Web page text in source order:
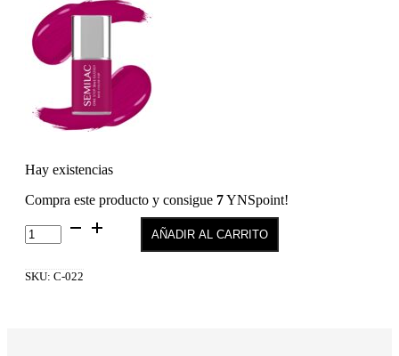
Hay existencias
Compra este producto y consigue 7YNSpoint!
Semilac
C-
Esmalte
AÑADIR AL CARRITO
SKU: C-022